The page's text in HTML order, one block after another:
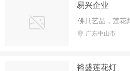
易兴企业
佛具艺品，莲花
广东中山市
裕盛莲花灯